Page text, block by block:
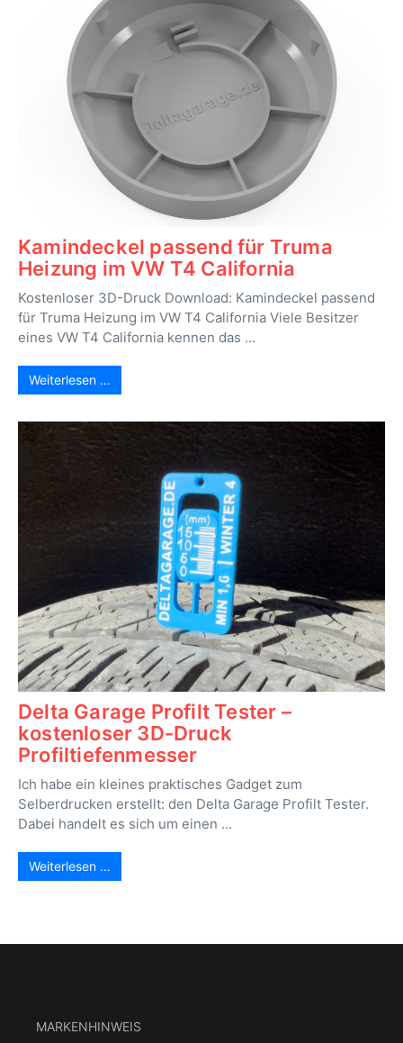
Kamindeckel passend für Truma
Heizung im VW T4 California
Kostenloser 3D-Druck Download: Kamindeckel passend
für Truma Heizung im VW T4 California Viele Besitzer
eines VW T4 California kennen das ...
Weiterlesen …
Delta Garage Profilt Tester –
kostenloser 3D-Druck
Profiltiefenmesser
Ich habe ein kleines praktisches Gadget zum
Selberdrucken erstellt: den Delta Garage Profilt Tester.
Dabei handelt es sich um einen ...
Weiterlesen …
MARKENHINWEIS